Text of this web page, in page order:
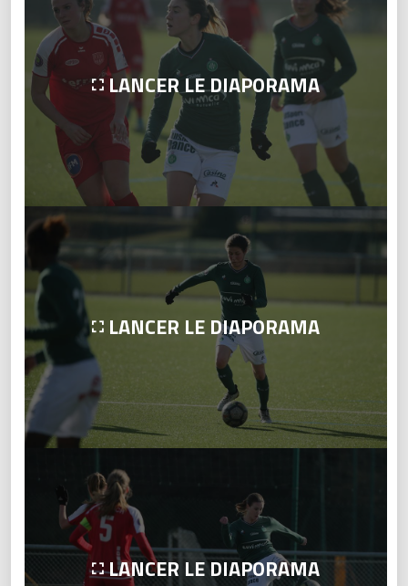
LANCER LE DIAPORAMA
LANCER LE DIAPORAMA
LANCER LE DIAPORAMA